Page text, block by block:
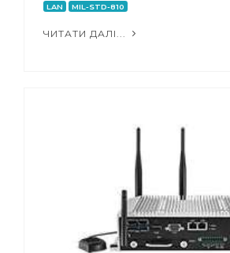
LAN MIL-STD-810
ЧИТАТИ ДАЛІ...